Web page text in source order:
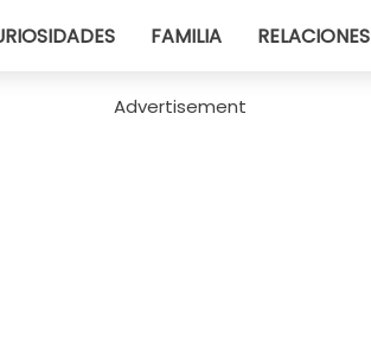
FAMILIA RELACIONES
Advertisement